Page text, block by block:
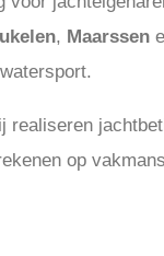
, Maarssen
op